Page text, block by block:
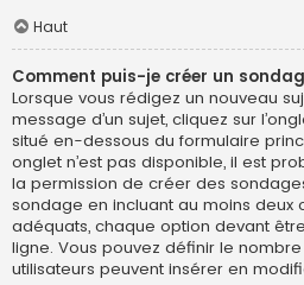
Haut
Comment puis-je créer un
Lorsque vous rédigez un nouveau
message d’un sujet, cliquez sur
situé en-dessous du formulaire
onglet n’est pas disponible, il est
la permission de créer des
sondage en incluant au moins deux
adéquats, chaque option devant
ligne. Vous pouvez définir le nombre
utilisateurs peuvent insérer en